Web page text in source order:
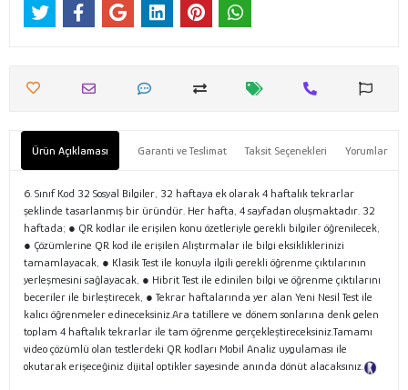
Ürün Açıklaması Garanti ve Teslimat Taksit Seçenekleri Yorumlar
6. Sınıf Kod 32 Sosyal Bilgiler, 32 haftaya ek olarak 4 haftalık tekrarlar
şeklinde tasarlanmış bir üründür. Her hafta, 4 sayfadan oluşmaktadır. 32
haftada; ● QR kodlar ile erişilen konu özetleriyle gerekli bilgiler öğrenilecek,
● Çözümlerine QR kod ile erişilen Alıştırmalar ile bilgi eksikliklerinizi
tamamlayacak, ● Klasik Test ile konuyla ilgili gerekli öğrenme çıktılarının
yerleşmesini sağlayacak, ● Hibrit Test ile edinilen bilgi ve öğrenme çıktılarını
beceriler ile birleştirecek, ● Tekrar haftalarında yer alan Yeni Nesil Test ile
kalıcı öğrenmeler edineceksiniz.Ara tatillere ve dönem sonlarına denk gelen
toplam 4 haftalık tekrarlar ile tam öğrenme gerçekleştireceksiniz.Tamamı
video çözümlü olan testlerdeki QR kodları Mobil Analiz uygulaması ile
okutarak erişeceğiniz dijital optikler sayesinde anında dönüt alacaksınız.